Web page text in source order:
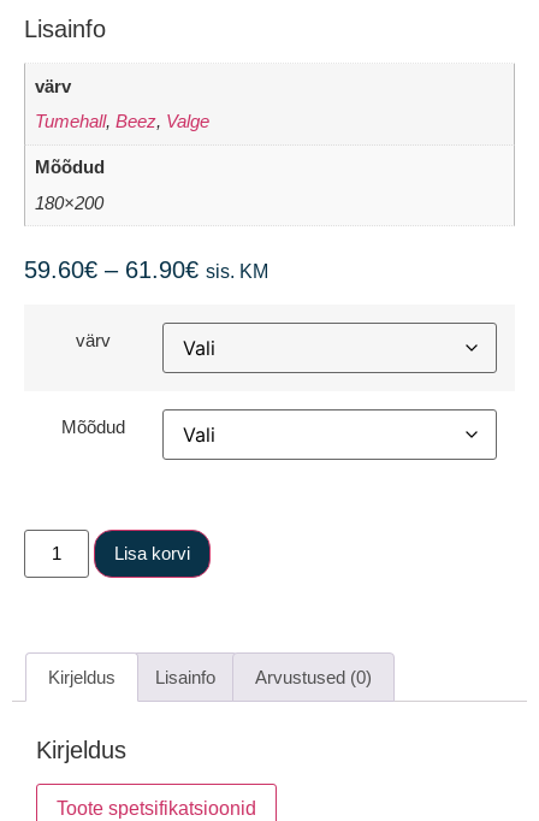
Lisainfo
värv
Tumehall, Beez, Valge
Mõõdud
180×200
59.60€ – 61.90€ sis. KM
värv
Mõõdud
Lisa korvi
Kirjeldus Lisainfo Arvustused (0)
Kirjeldus
Toote spetsifikatsioonid